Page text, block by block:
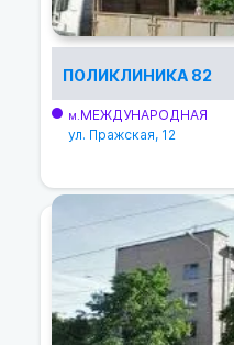
ПОЛИКЛИНИКА 82
м.МЕЖДУНАРОДНАЯ
ул. Пражская, 12